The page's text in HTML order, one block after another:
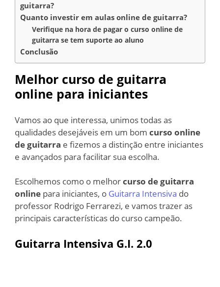
guitarra?
Quanto investir em aulas online de guitarra?
Verifique na hora de pagar o curso online de
guitarra se tem suporte ao aluno
Conclusão
Melhor curso de guitarra
online para iniciantes
Vamos ao que interessa, unimos todas as
qualidades desejáveis em um bom curso online
de guitarra e fizemos a distinção entre iniciantes
e avançados para facilitar sua escolha.
Escolhemos como o melhorcurso de guitarra
online para iniciantes, o Guitarra Intensiva do
professor Rodrigo Ferrarezi, e vamos trazer as
principais características do curso campeão.
Guitarra Intensiva G.I. 2.0